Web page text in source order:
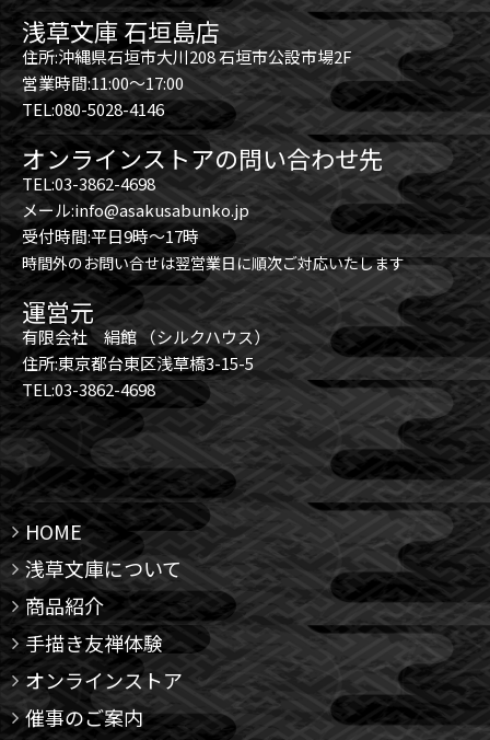
浅草文庫 石垣島店
住所:沖縄県石垣市大川208 石垣市公設市場2F
営業時間:11:00～17:00
TEL:080-5028-4146
オンラインストアの問い合わせ先
TEL:03-3862-4698
メール:info@asakusabunko.jp
受付時間:平日9時～17時
時間外のお問い合せは翌営業日に順次ご対応いたします
運営元
有限会社 絹館 （シルクハウス）
住所:東京都台東区浅草橋3-15-5
TEL:03-3862-4698
HOME
浅草文庫について
商品紹介
手描き友禅体験
オンラインストア
催事のご案内